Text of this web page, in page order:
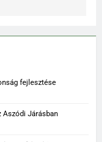
fejlesztése
Aszódi Járásban